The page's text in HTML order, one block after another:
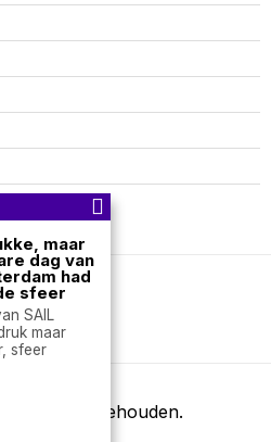
ons Contact
voorbehouden.
maar
dag van
had
sfeer
SAIL
maar
sfeer